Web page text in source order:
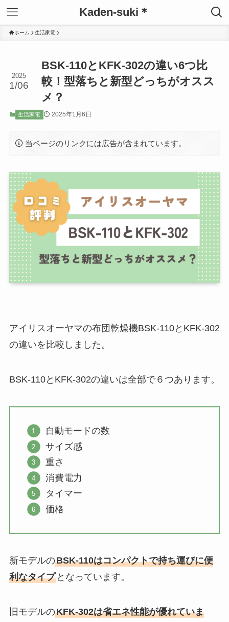
Kaden-suki＊
ホーム 生活家電
BSK-110とKFK-302の違い6つ比
較！型落ちと新型どっちがオスス
メ？
2025
1/06
生活家電 2025年1月6日
当ページのリンクには広告が含まれています。
アイリスオーヤマの布団乾燥機BSK-110とKFK-302
の違いを比較しました。
BSK-110とKFK-302の違いは全部で６つあります。
自動モードの数
サイズ感
重さ
消費電力
タイマー
価格
新モデルのBSK-110はコンパクトで持ち運びに便
利なタイプとなっています。
旧モデルのKFK-302は省エネ性能が優れていま